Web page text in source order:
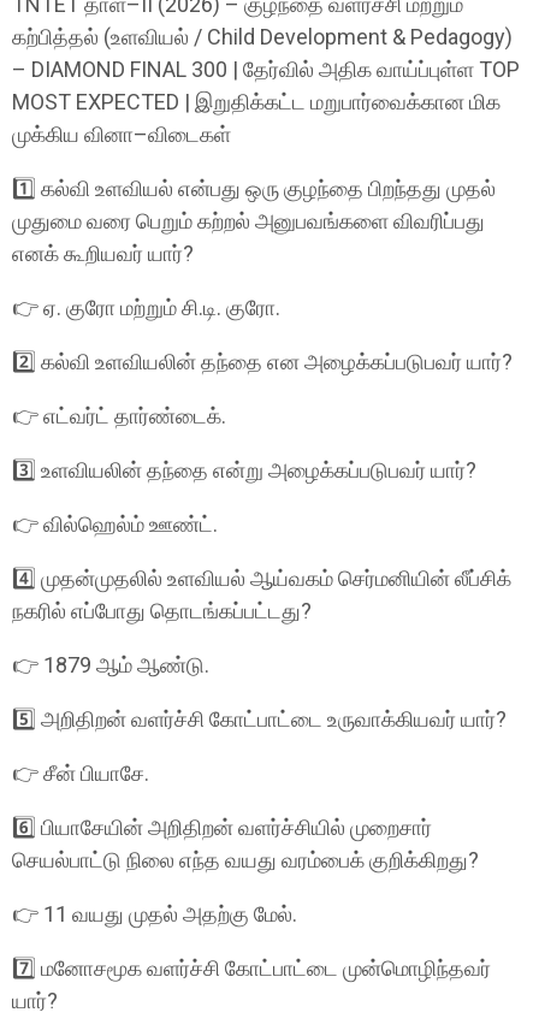
கற்பித்தல் (உளவியல் / Child Development & Pedagogy)
– DIAMOND FINAL 300 | தேர்வில் அதிக வாய்ப்புள்ள TOP
MOST EXPECTED | இறுதிக்கட்ட மறுபார்வைக்கான மிக
முக்கிய வினா–விடைகள்
1️⃣ கல்வி உளவியல் என்பது ஒரு குழந்தை பிறந்தது முதல்
முதுமை வரை பெறும் கற்றல் அனுபவங்களை விவரிப்பது
எனக் கூறியவர் யார்?
👉 ஏ. குரோ மற்றும் சி.டி. குரோ.
2️⃣ கல்வி உளவியலின் தந்தை என அழைக்கப்படுபவர் யார்?
👉 எட்வர்ட் தார்ண்டைக்.
3️⃣ உளவியலின் தந்தை என்று அழைக்கப்படுபவர் யார்?
👉 வில்ஹெல்ம் ஊண்ட்.
4️⃣ முதன்முதலில் உளவியல் ஆய்வகம் செர்மனியின் லீப்சிக்
நகரில் எப்போது தொடங்கப்பட்டது?
👉 1879 ஆம் ஆண்டு.
5️⃣ அறிதிறன் வளர்ச்சி கோட்பாட்டை உருவாக்கியவர் யார்?
👉 சீன் பியாசே.
6️⃣ பியாசேயின் அறிதிறன் வளர்ச்சியில் முறைசார்
செயல்பாட்டு நிலை எந்த வயது வரம்பைக் குறிக்கிறது?
👉 11 வயது முதல் அதற்கு மேல்.
7️⃣ மனோசமூக வளர்ச்சி கோட்பாட்டை முன்மொழிந்தவர்
யார்?